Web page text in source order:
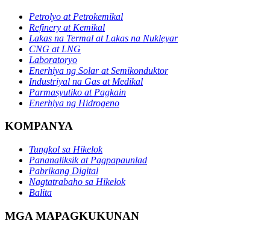
Petrolyo at Petrokemikal
Refinery at Kemikal
Lakas na Termal at Lakas na Nukleyar
CNG at LNG
Laboratoryo
Enerhiya ng Solar at Semikonduktor
Industriyal na Gas at Medikal
Parmasyutiko at Pagkain
Enerhiya ng Hidrogeno
KOMPANYA
Tungkol sa Hikelok
Pananaliksik at Pagpapaunlad
Pabrikang Digital
Nagtatrabaho sa Hikelok
Balita
MGA MAPAGKUKUNAN